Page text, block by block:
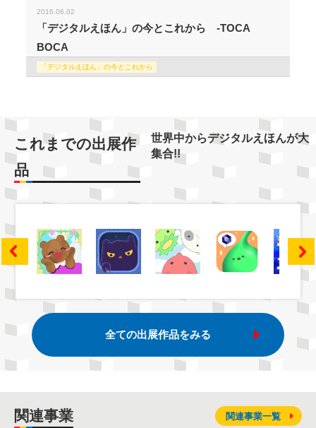
2016.06.02
「デジタルえほん」の今とこれから -TOCA
BOCA
「デジタルえほん」の今とこれから
これまでの出展作
品
世界中からデジタルえほんが大
集合!!
全ての出展作品をみる
関連事業 関連事業一覧